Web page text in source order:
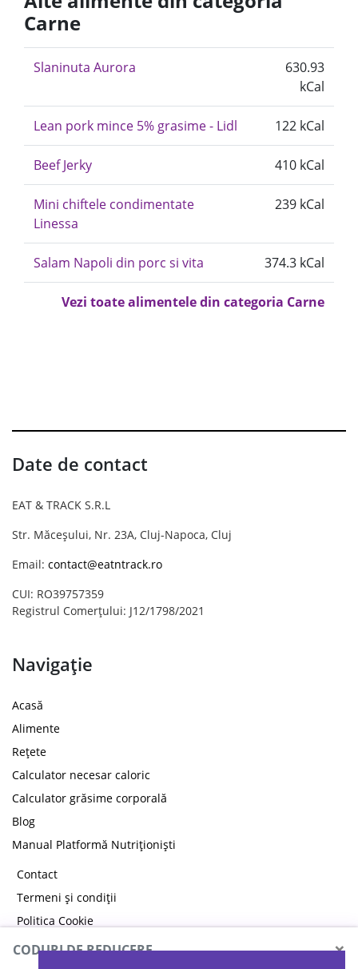
Carne
Slaninuta Aurora
630.93
kCal
Lean pork mince 5% grasime - Lidl 122 kCal
Beef Jerky 410 kCal
Mini chiftele condimentate
Linessa
239 kCal
Salam Napoli din porc si vita 374.3 kCal
Vezi toate alimentele din categoria Carne
Date de contact
EAT & TRACK S.R.L
Str. Măceșului, Nr. 23A, Cluj-Napoca, Cluj
Email: contact@eatntrack.ro
CUI: RO39757359
Registrul Comerțului: J12/1798/2021
Navigație
Acasă
Alimente
Rețete
Calculator necesar caloric
Calculator grăsime corporală
Blog
Manual Platformă Nutriționiști
Contact
Termeni și condiții
Politica Cookie
Politica de confidențialitate
CODURI DE REDUCERE ×